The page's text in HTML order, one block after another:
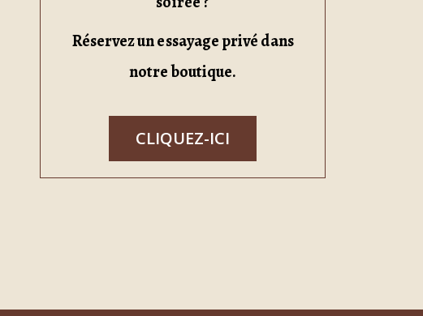
Réservez un essayage privé dans
notre boutique.
CLIQUEZ-ICI